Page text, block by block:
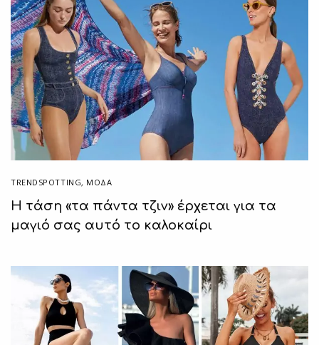
TRENDSPOTTING, ΜΟΔΑ
Η τάση «τα πάντα τζιν» έρχεται για τα
μαγιό σας αυτό το καλοκαίρι